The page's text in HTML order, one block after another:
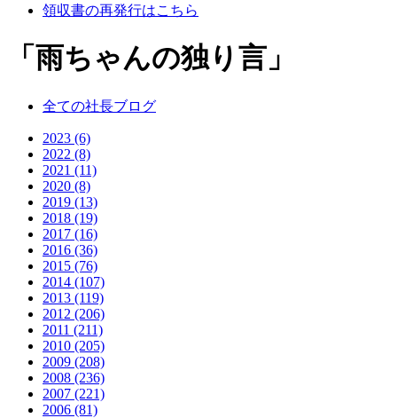
領収書の再発行はこちら
「雨ちゃんの独り言」
全ての社長ブログ
2023 (6)
2022 (8)
2021 (11)
2020 (8)
2019 (13)
2018 (19)
2017 (16)
2016 (36)
2015 (76)
2014 (107)
2013 (119)
2012 (206)
2011 (211)
2010 (205)
2009 (208)
2008 (236)
2007 (221)
2006 (81)